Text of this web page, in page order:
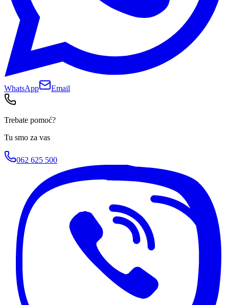
WhatsApp Email
Trebate pomoć?
Tu smo za vas
062 625 500